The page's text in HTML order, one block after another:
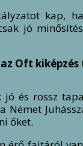
kap,
jó
Oft
és rossz
őket.